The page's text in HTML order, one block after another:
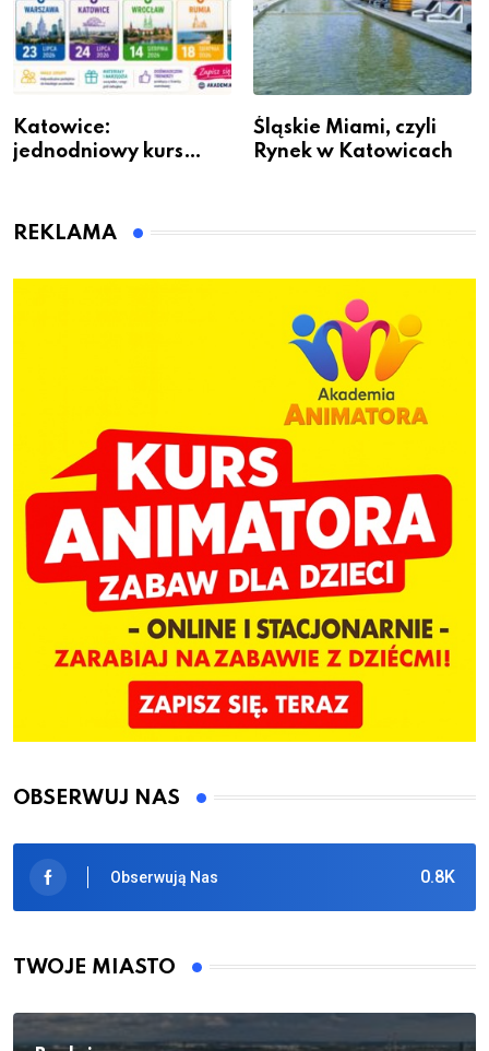
Katowice:
jednodniowy kurs
dzieci
Śląskie Miami, czyli
Rynek w Katowicach
REKLAMA
OBSERWUJ NAS
0.8K
Obserwują Nas
TWOJE MIASTO